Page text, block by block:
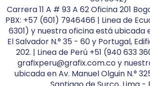
Carrera 11 A # 93 A 62 Oficina 201
PBX: +57 (601) 7946466 | Linea de
6301) y nuestra oficina está ubicada
El Salvador N.° 35 - 60 y Portugal,
202. | Linea de Perú +51 (940 633
grafixperu@grafix.com.co y
ubicada en Av. Manuel Olguin N.°